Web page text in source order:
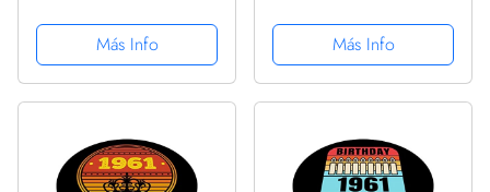
PopSockets PopGrip
Intercambiable
Más Info
1961 PopSockets
PopGrip Intercambiable
Más Info